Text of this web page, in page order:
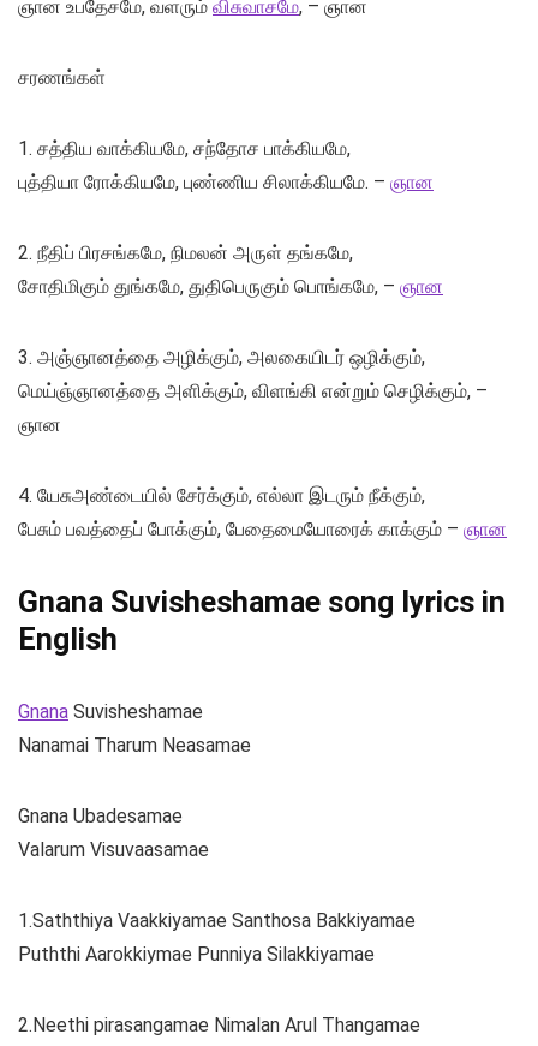
ஞான உபதேசமே, வளரும் விசுவாசமே, – ஞான
சரணங்கள்
1. சத்திய வாக்கியமே, சந்தோச பாக்கியமே,
புத்தியா ரோக்கியமே, புண்ணிய சிலாக்கியமே. – ஞான
2. நீதிப் பிரசங்கமே, நிமலன் அருள் தங்கமே,
சோதிமிகும் துங்கமே, துதிபெருகும் பொங்கமே, – ஞான
3. அஞ்ஞானத்தை அழிக்கும், அலகையிடர் ஒழிக்கும்,
மெய்ஞ்ஞானத்தை அளிக்கும், விளங்கி என்றும் செழிக்கும், –
ஞான
4. யேசுஅண்டையில் சேர்க்கும், எல்லா இடரும் நீக்கும்,
பேசும் பவத்தைப் போக்கும், பேதைமையோரைக் காக்கும் – ஞான
Gnana Suvisheshamae song lyrics in
English
Gnana Suvisheshamae
Nanamai Tharum Neasamae
Gnana Ubadesamae
Valarum Visuvaasamae
1.Saththiya Vaakkiyamae Santhosa Bakkiyamae
Puththi Aarokkiymae Punniya Silakkiyamae
2.Neethi pirasangamae Nimalan Arul Thangamae